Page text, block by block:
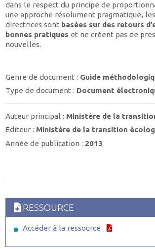
dans le respect du principe de
une approche résolument pragmatique,
directrices sont basées sur des retours
bonnes pratiques et ne créent pas de
nouvelles.
Genre de document : Guide
Type de document : Document
Auteur principal : Ministère de la
Editeur : Ministère de la transition
Année de publication : 2013
RESSOURCE
Accéder à la ressource